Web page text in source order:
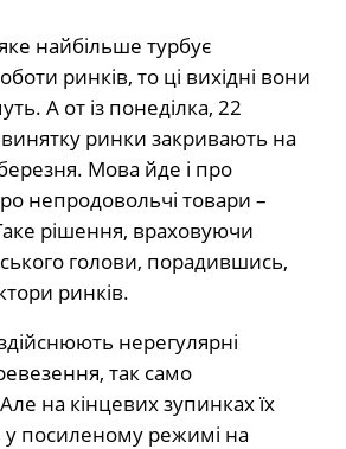
найбільше турбує
ринків, то ці вихідні вони
А от із понеділка, 22
винятку ринки закривають на
Мова йде і про
непродовольчі товари –
рішення, враховуючи
голови, порадившись,
ринків.
нерегулярні
так само
на кінцевих зупинках їх
у посиленому режимі на